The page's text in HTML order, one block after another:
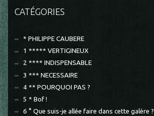
CATÉGORIES
* PHILIPPE CAUBERE
1 ***** VERTIGINEUX
2 **** INDISPENSABLE
3 *** NECESSAIRE
4 ** POURQUOI PAS ?
5 * Bof !
6 ° Que suis-je allée faire dans cette galère ?